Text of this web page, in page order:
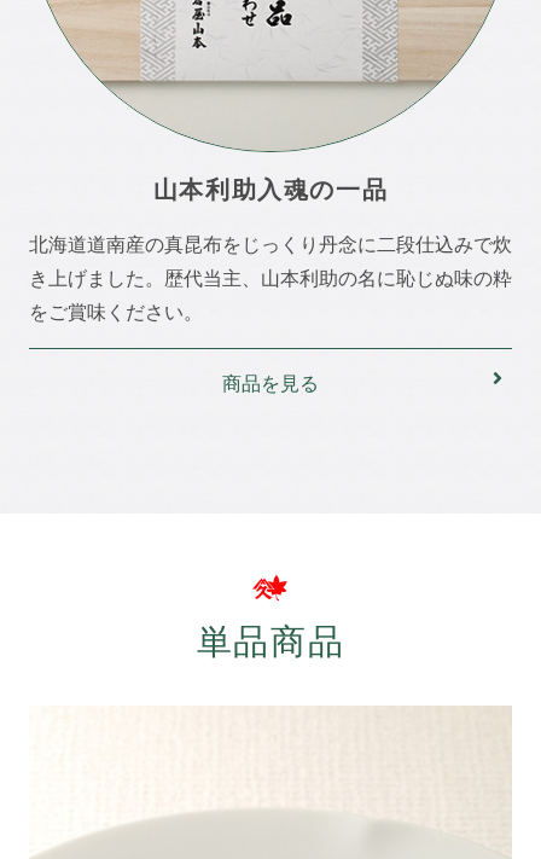
山本利助入魂の一品
北海道道南産の真昆布をじっくり丹念に二段仕込みで炊
き上げました。歴代当主、山本利助の名に恥じぬ味の粋
をご賞味ください。
商品を見る
単品商品